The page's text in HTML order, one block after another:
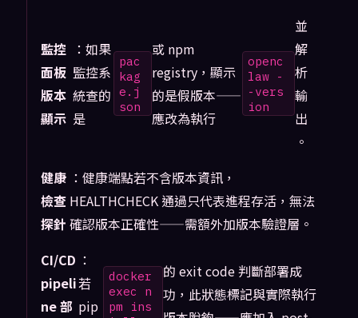
監控
面板
版本
顯示
：如果
監控系
統查的
是
pac
kag
e.j
son
或 npm
registry，顯示
的是假版本——
應改為執行
openc
law -
-vers
ion
並
解
析
輸
出
。
健康
檢查
探針
：健康端點若不含版本資訊，
HEALTHCHECK 通過只代表進程存活，無法
確認版本正確性——需額外加版本驗證層。
CI/CD
pipeli
ne 部
：
若
pip
docker
exec n
pm ins
的 exit code 判斷部署成
功，此狀態標記與實際執行